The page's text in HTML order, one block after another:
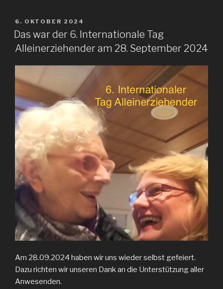
VERÖFFENTLICHT
AM
6. OKTOBER 2024
Das war der 6. Internationale Tag
Alleinerziehender am 28. September 2024
Am 28.09.2024 haben wir uns wieder selbst gefeiert.
Dazu richten wir unseren Dank an die Unterstützung aller
Anwesenden.